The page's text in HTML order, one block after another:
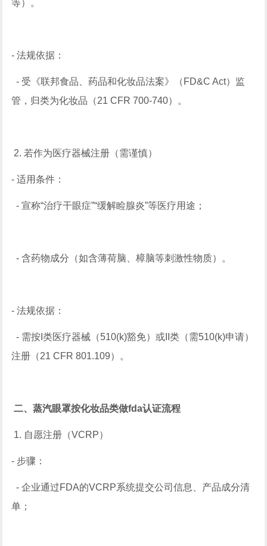
等）。
- 法规依据：
- 受《联邦食品、药品和化妆品法案》（FD&C Act）监
管，归类为化妆品（21 CFR 700-740）。
2. 若作为医疗器械注册（需谨慎）
- 适用条件：
- 宣称“治疗干眼症”“缓解睑腺炎”等医疗用途；
- 含药物成分（如含薄荷脑、樟脑等刺激性物质）。
- 法规依据：
- 需按I类医疗器械（510(k)豁免）或II类（需510(k)申请）
注册（21 CFR 801.109）。
二、蒸汽眼罩按化妆品类做fda认证流程
1. 自愿注册（VCRP）
- 步骤：
- 企业通过FDA的VCRP系统提交公司信息、产品成分清
单；